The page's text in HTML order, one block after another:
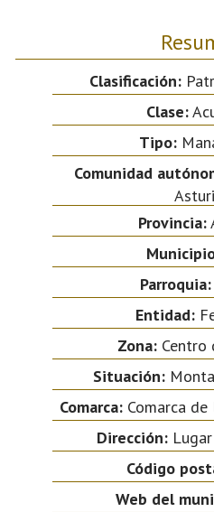
Clasificación:
Clase:
Tipo:
Comunidad
Provincia:
Parroquia:
Entidad:
Zona:Centro
Situación:
Comarca:Comarca de
Dirección:Lugar
Código
Web del